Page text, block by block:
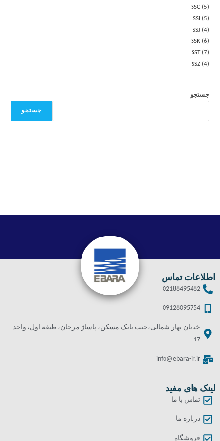
SSC
5
SSI
5
SSJ 4
SSK 6
SST 7
SSZ 4
جستجو
جستجو
اطلاعات تماس
02188495482
09128095754
خیابان بهار شمالی،جنب بانک مسکن، پاساژ مرجان، طبقه اول، واحد
17
info@ebara-ir.ir
لینک های مفید
تماس با ما
درباره ما
فروشگاه